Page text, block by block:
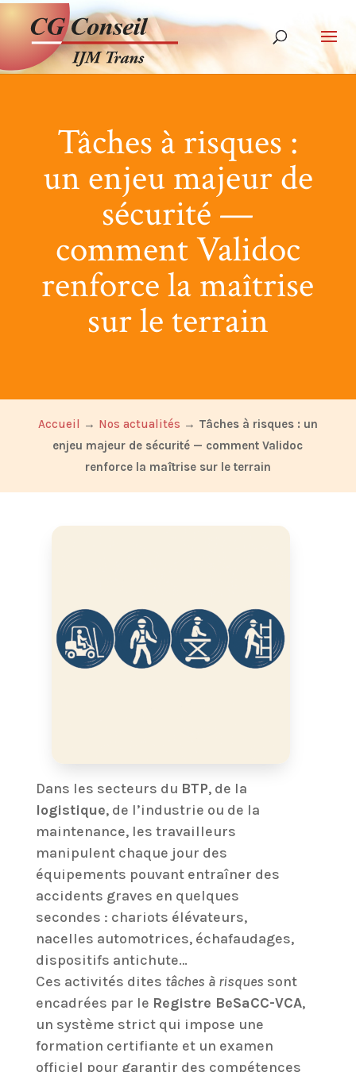
Tâches à risques :
un enjeu majeur de
sécurité —
comment Validoc
renforce la maîtrise
sur le terrain
Accueil → Nos actualités → Tâches à risques : un
enjeu majeur de sécurité — comment Validoc
renforce la maîtrise sur le terrain
Dans les secteurs du BTP, de la
logistique, de l’industrie ou de la
maintenance, les travailleurs
manipulent chaque jour des
équipements pouvant entraîner des
accidents graves en quelques
secondes : chariots élévateurs,
nacelles automotrices, échafaudages,
dispositifs antichute…
Ces activités dites tâches à risques sont
encadrées par le Registre BeSaCC-VCA,
un système strict qui impose une
formation certifiante et un examen
officiel pour garantir des compétences